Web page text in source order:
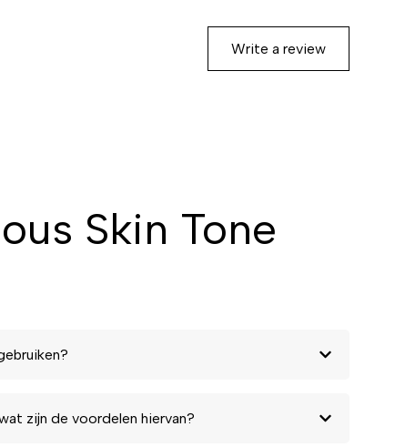
Write a review
Skin Tone
zijn de voordelen hiervan?